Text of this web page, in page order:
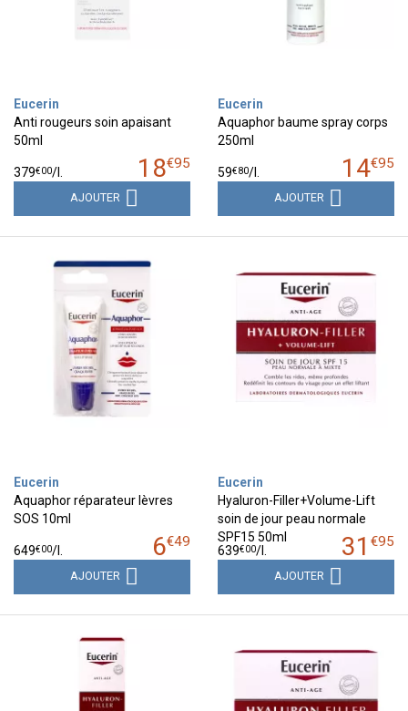
Eucerin
Anti rougeurs soin apaisant
50ml
18€95
379€00/
AJOUTER
Eucerin
Aquaphor baume spray corps
250ml
14€95
59€80/
AJOUTER
Eucerin
Aquaphor réparateur lèvres
SOS 10ml
6€49
649€00/
AJOUTER
Eucerin
Hyaluron-Filler+Volume-Lift
soin de jour peau normale
SPF15 50ml
31 €95
639€00/
AJOUTER